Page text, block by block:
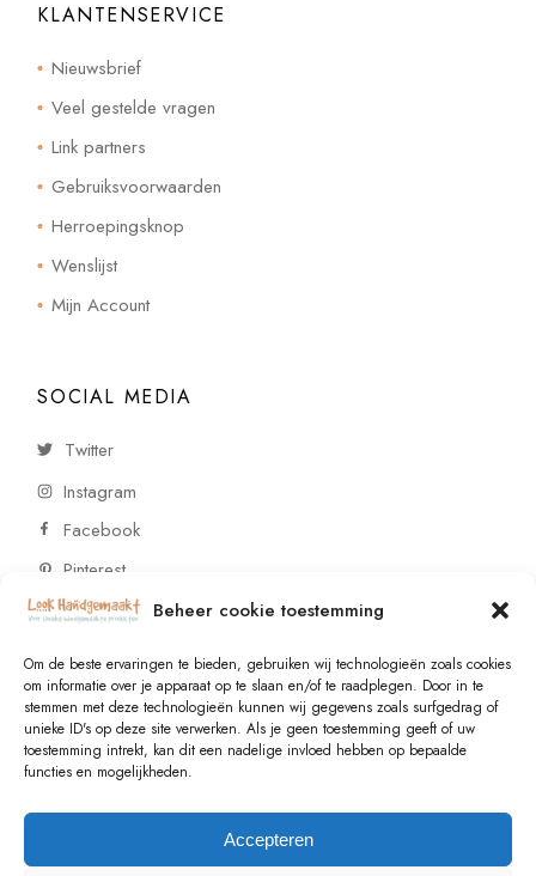
Beheer cookie toestemming
Om de beste ervaringen te bieden, gebruiken wij technologieën zoals cookies
om informatie over je apparaat op te slaan en/of te raadplegen. Door in te
stemmen met deze technologieën kunnen wij gegevens zoals surfgedrag of
unieke ID's op deze site verwerken. Als je geen toestemming geeft of uw
toestemming intrekt, kan dit een nadelige invloed hebben op bepaalde
functies en mogelijkheden.
Accepteren
KLANTENSERVICE
Nieuwsbrief
Veel gestelde vragen
Link partners
Gebruiksvoorwaarden
Herroepingsknop
Wenslijst
Mijn Account
SOCIAL MEDIA
Twitter
Instagram
Facebook
Pinterest
CONTACT
Vragen of wensen? Neem contact op!
+31 (0)6 229 021 29